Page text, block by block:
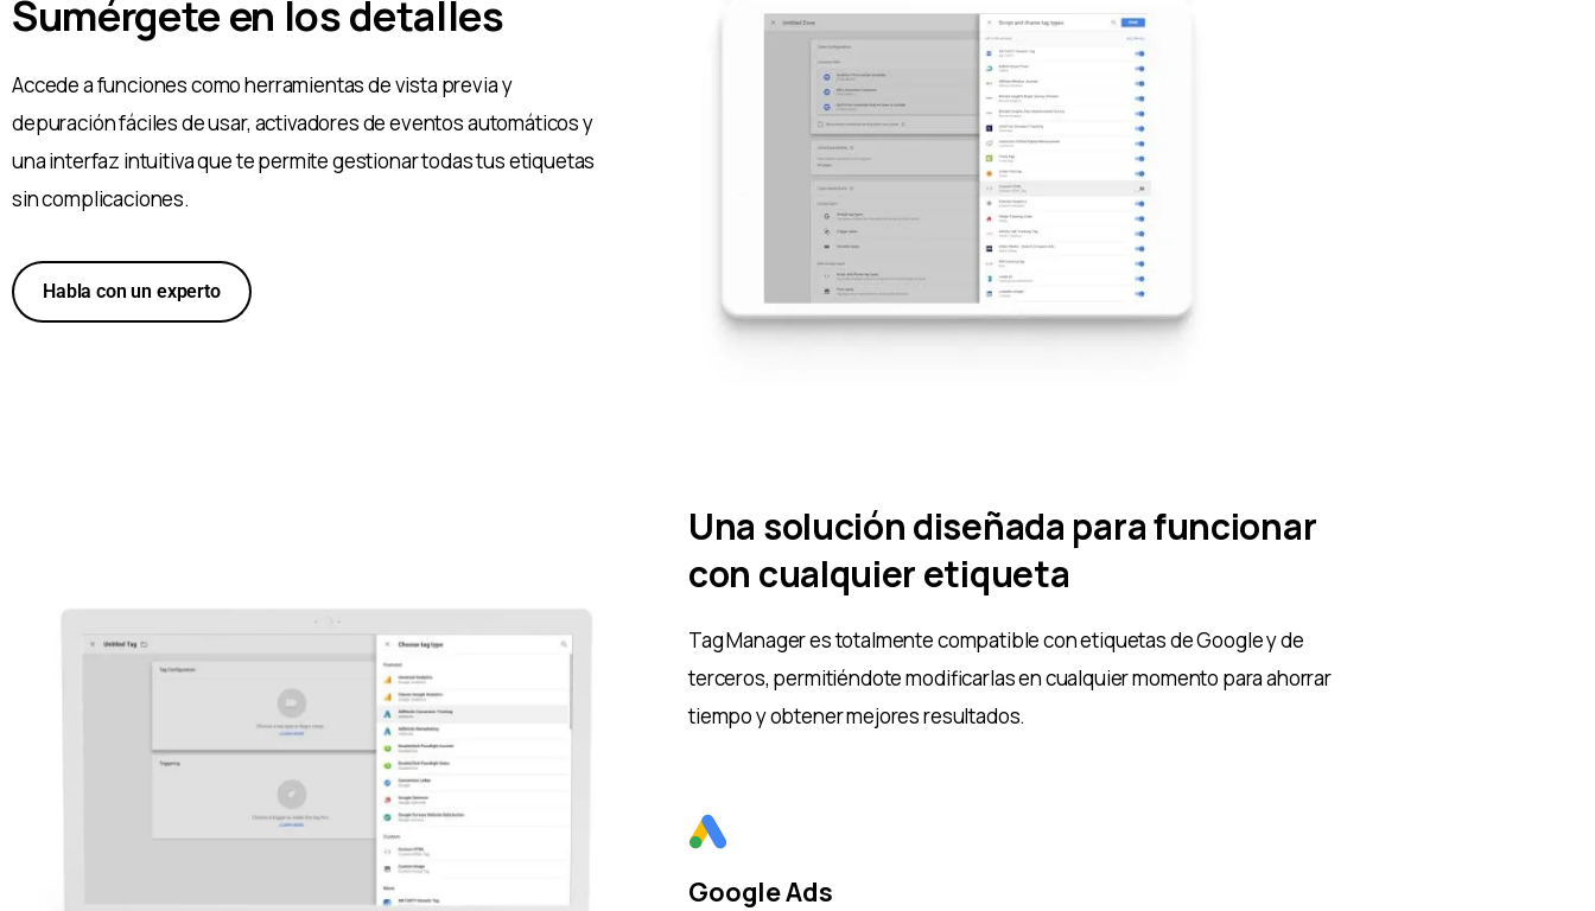
Sumérgete en los detalles
Accede a funciones como herramientas de vista previa y
depuración fáciles de usar, activadores de eventos automáticos y
una interfaz intuitiva que te permite gestionar todas tus etiquetas
sin complicaciones.
Habla con un experto
Una solución diseñada para funcionar
con cualquier etiqueta
Tag Manager es totalmente compatible con etiquetas de Google y de
terceros, permitiéndote modificarlas en cualquier momento para ahorrar
tiempo y obtener mejores resultados.
Google Ads